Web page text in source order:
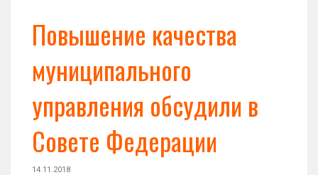
Повышение качества
муниципального
управления обсудили в
Совете Федерации
14.11.2018